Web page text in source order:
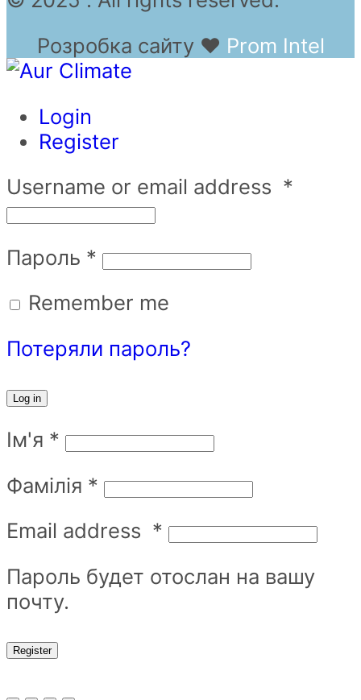
Розробка сайту ❤ Prom Intel
Login
Register
Username or email address *
Пароль *
Remember me
Потеряли пароль?
Log in
Ім'я *
Фамілія *
Email address *
Пароль будет отослан на вашу
почту.
Register